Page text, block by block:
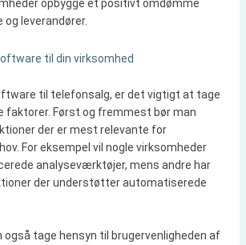
opbygge et positivt omdømme
og leverandører.
til din virksomhed
til telefonsalg, er det vigtigt at tage
faktorer. Først og fremmest bør man
der er mest relevante for
For eksempel vil nogle virksomheder
analyseværktøjer, mens andre har
der understøtter automatiserede
også tage hensyn til brugervenligheden af